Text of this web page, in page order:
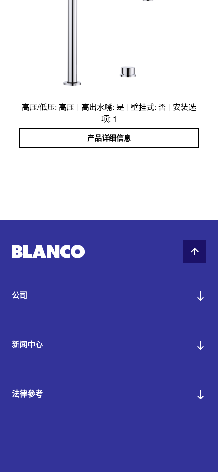
高压/低压: 高压 | 高出水嘴: 是 | 壁挂式: 否 | 安装选
项: 1
产品详细信息
公司
新闻中心
法律參考